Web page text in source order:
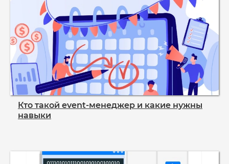
Кто такой event‑менеджер и какие нужны
навыки